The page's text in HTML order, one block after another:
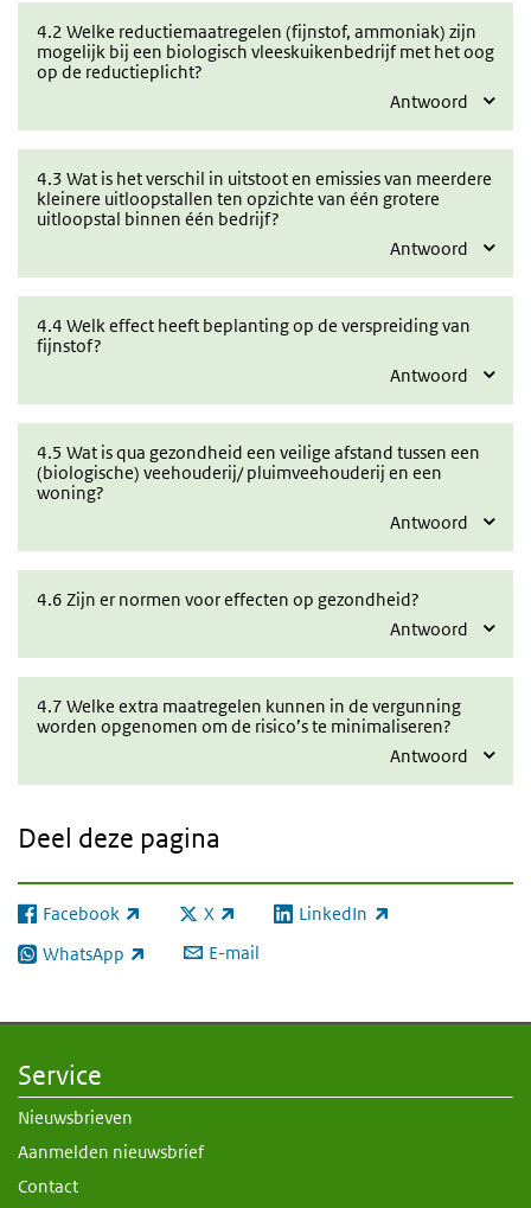
4.2 Welke reductiemaatregelen (fijnstof, ammoniak) zijn
mogelijk bij een biologisch vleeskuikenbedrijf met het oog
op de reductieplicht?
Antwoord
4.3 Wat is het verschil in uitstoot en emissies van meerdere
kleinere uitloopstallen ten opzichte van één grotere
uitloopstal binnen één bedrijf?
Antwoord
4.4 Welk effect heeft beplanting op de verspreiding van
fijnstof?
Antwoord
4.5 Wat is qua gezondheid een veilige afstand tussen een
(biologische) veehouderij/ pluimveehouderij en een
woning?
Antwoord
4.6 Zijn er normen voor effecten op gezondheid?
Antwoord
4.7 Welke extra maatregelen kunnen in de vergunning
worden opgenomen om de risico’s te minimaliseren?
Antwoord
Deel deze pagina
Facebook
(externe link) X
(externe link) LinkedIn
(externe link)
WhatsApp
(externe link) E-mail
Service
Nieuwsbrieven
Aanmelden nieuwsbrief
Contact